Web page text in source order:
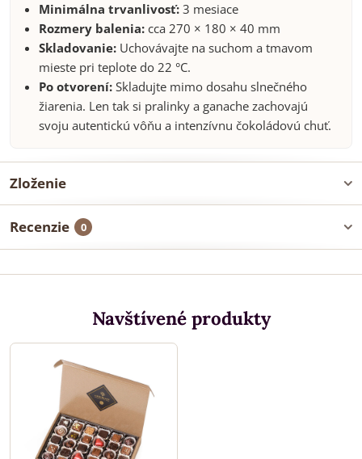
Minimálna trvanlivosť: 3 mesiace
Rozmery balenia: cca 270 × 180 × 40 mm
Skladovanie: Uchovávajte na suchom a tmavom
mieste pri teplote do 22 °C.
Po otvorení: Skladujte mimo dosahu slnečného
žiarenia. Len tak si pralinky a ganache zachovajú
svoju autentickú vôňu a intenzívnu čokoládovú chuť.
Zloženie
Recenzie 0
Navštívené produkty